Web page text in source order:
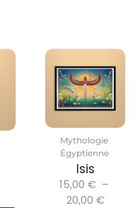
Mythologie
Égyptienne
Isis
15,00 € –
20,00 €